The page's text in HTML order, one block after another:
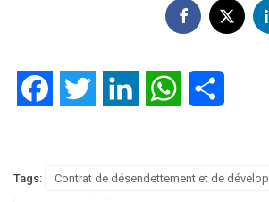
FacebookTwitter LinkedIn WhatsApp
Tags: Contrat de désendettement et de